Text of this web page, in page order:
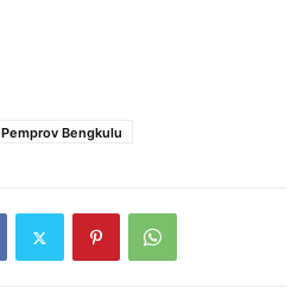
Pemprov Bengkulu